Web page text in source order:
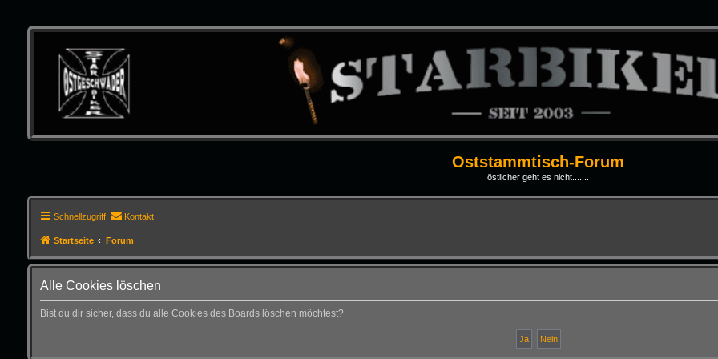
Oststammtisch-Forum
östlicher geht es nicht.......
Schnellzugriff Kontakt
Startseite Forum
Alle Cookies löschen
Bist du dir sicher, dass du alle Cookies des Boards löschen möchtest?